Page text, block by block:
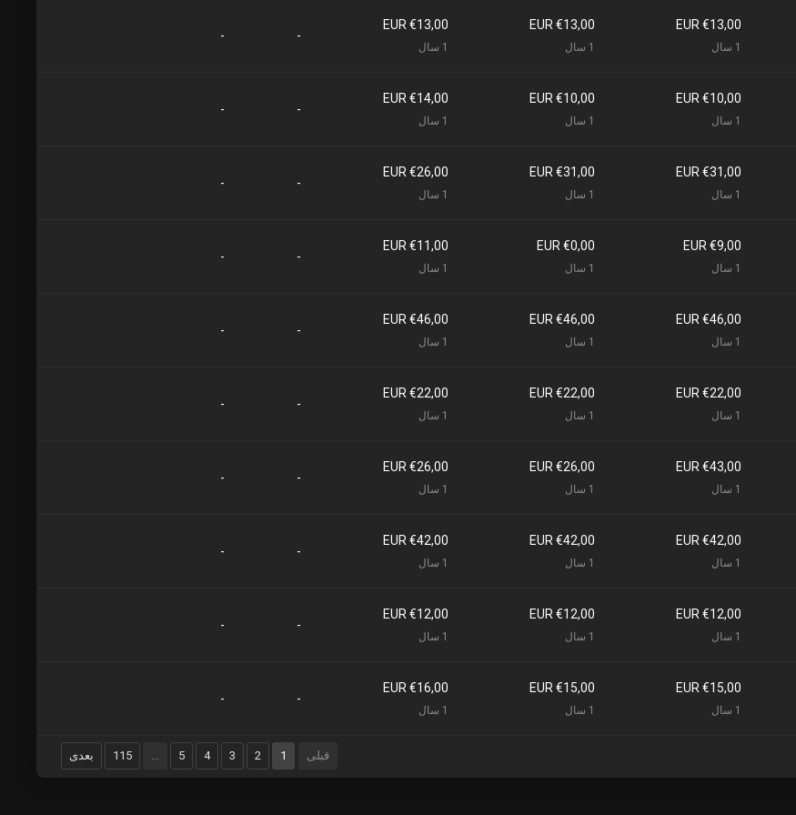
€13,00 EUR
1 سال
€13,00 EUR
1 سال
€13,00 EUR
1 سال
-
-
€10,00 EUR
1 سال
€10,00 EUR
1 سال
€14,00 EUR
1 سال
-
-
€31,00 EUR
1 سال
€31,00 EUR
1 سال
€26,00 EUR
1 سال
-
-
€9,00 EUR
1 سال
€0,00 EUR
1 سال
€11,00 EUR
1 سال
-
-
€46,00 EUR
1 سال
€46,00 EUR
1 سال
€46,00 EUR
1 سال
-
-
€22,00 EUR
1 سال
€22,00 EUR
1 سال
€22,00 EUR
1 سال
-
-
€43,00 EUR
1 سال
€26,00 EUR
1 سال
€26,00 EUR
1 سال
-
-
€42,00 EUR
1 سال
€42,00 EUR
1 سال
€42,00 EUR
1 سال
-
-
€12,00 EUR
1 سال
€12,00 EUR
1 سال
€12,00 EUR
1 سال
-
-
€15,00 EUR
1 سال
€15,00 EUR
1 سال
€16,00 EUR
1 سال
-
-
قبلی 1
2
3
4
5
…
115 بعدی